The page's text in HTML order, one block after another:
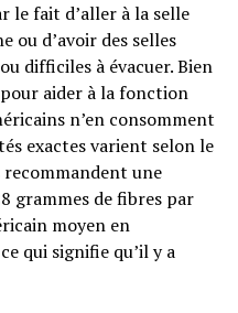
le fait d’aller à la selle
ou d’avoir des selles
difficiles à évacuer. Bien
aider à la fonction
n’en consomment
exactes varient selon le
recommandent une
grammes de fibres par
moyen en
qui signifie qu’il y a